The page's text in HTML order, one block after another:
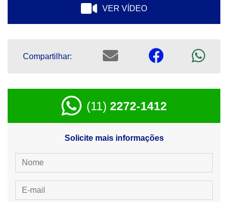
VER VÍDEO
Compartilhar:
(11) 2272-1412
Solicite mais informações